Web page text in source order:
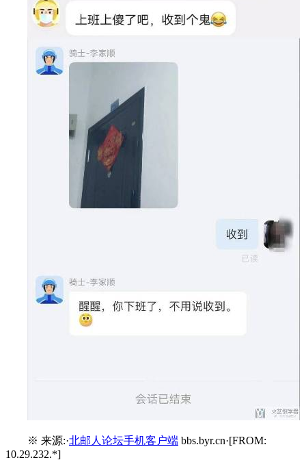
※ 来源:·北邮人论坛手机客户端 bbs.byr.cn·[FROM:
10.29.232.*]